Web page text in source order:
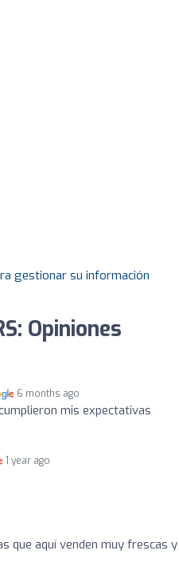
gestionar su información
Opiniones
6 months ago
mis expectativas
1 year ago
que aquí venden muy frescas